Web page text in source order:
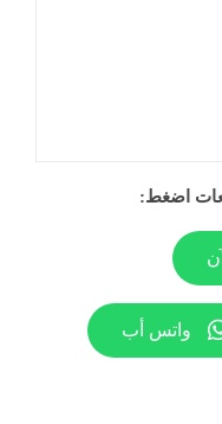
اضغط:
واتس أب